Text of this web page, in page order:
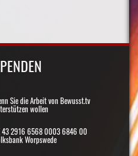
Sie die Arbeit von Bewusst.tv
wollen
43 2916 6568 0003 6846 00
Worpswede